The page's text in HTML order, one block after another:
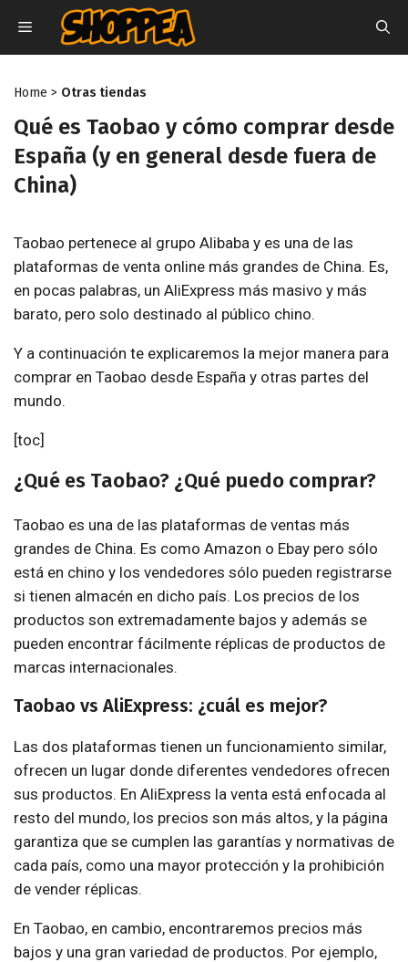
contenido
MENÚ
Home > Otras tiendas
Qué es Taobao y cómo comprar desde
España (y en general desde fuera de
China)
Taobao pertenece al grupo Alibaba y es una de las
plataformas de venta online más grandes de China. Es,
en pocas palabras, un AliExpress más masivo y más
barato, pero solo destinado al público chino.
Y a continuación te explicaremos la mejor manera para
comprar en Taobao desde España y otras partes del
mundo.
[toc]
¿Qué es Taobao? ¿Qué puedo comprar?
Taobao es una de las plataformas de ventas más
grandes de China. Es como Amazon o Ebay pero sólo
está en chino y los vendedores sólo pueden registrarse
si tienen almacén en dicho país. Los precios de los
productos son extremadamente bajos y además se
pueden encontrar fácilmente réplicas de productos de
marcas internacionales.
Taobao vs AliExpress: ¿cuál es mejor?
Las dos plataformas tienen un funcionamiento similar,
ofrecen un lugar donde diferentes vendedores ofrecen
sus productos. En AliExpress la venta está enfocada al
resto del mundo, los precios son más altos, y la página
garantiza que se cumplen las garantías y normativas de
cada país, como una mayor protección y la prohibición
de vender réplicas.
En Taobao, en cambio, encontraremos precios más
bajos y una gran variedad de productos. Por ejemplo,